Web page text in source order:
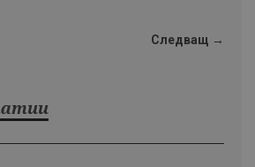
Следващ →